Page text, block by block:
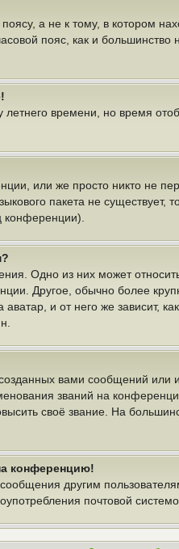
а не к тому, в котором
пояс, как и
времени, но время
или же просто никто не
пакета не
конференции).
Одно из них может
Другое, обычно более
и от него же зависит,
вами сообщений
званий на
своё звание. На
конференцию!
другим
почтовой